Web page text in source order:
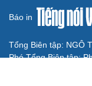
Báo in
Tổng Biên tập: NGÔ
Phó Tổng Biên tập: